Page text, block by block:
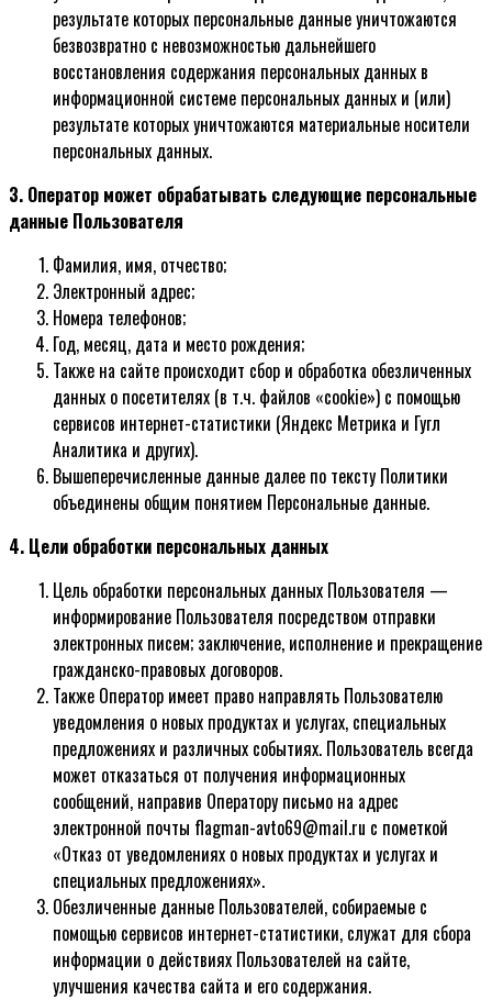
результате которых персональные данные уничтожаются
безвозвратно с невозможностью дальнейшего
восстановления содержания персональных данных в
информационной системе персональных данных и (или)
результате которых уничтожаются материальные носители
персональных данных.
3. Оператор может обрабатывать следующие персональные
данные Пользователя
Фамилия, имя, отчество;
Электронный адрес;
Номера телефонов;
Год, месяц, дата и место рождения;
Также на сайте происходит сбор и обработка обезличенных
данных о посетителях (в т.ч. файлов «cookie») с помощью
сервисов интернет-статистики (Яндекс Метрика и Гугл
Аналитика и других).
Вышеперечисленные данные далее по тексту Политики
объединены общим понятием Персональные данные.
4. Цели обработки персональных данных
Цель обработки персональных данных Пользователя —
информирование Пользователя посредством отправки
электронных писем; заключение, исполнение и прекращение
гражданско-правовых договоров.
Также Оператор имеет право направлять Пользователю
уведомления о новых продуктах и услугах, специальных
предложениях и различных событиях. Пользователь всегда
может отказаться от получения информационных
сообщений, направив Оператору письмо на адрес
электронной почты flagman-avto69@mail.ru с пометкой
«Отказ от уведомлениях о новых продуктах и услугах и
специальных предложениях».
Обезличенные данные Пользователей, собираемые с
помощью сервисов интернет-статистики, служат для сбора
информации о действиях Пользователей на сайте,
улучшения качества сайта и его содержания.